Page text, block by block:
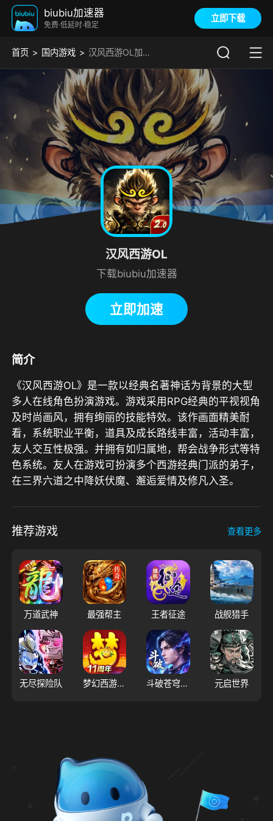
biubiu加速器
免费·低延时·稳定
立即下载
首页 国内游戏 汉风西游OL加速器
汉风西游OL
下载biubiu加速器
立即加速
简介
《汉风西游OL》是一款以经典名著神话为背景的大型
多人在线角色扮演游戏。游戏采用RPG经典的平视视角
及时尚画风，拥有绚丽的技能特效。该作画面精美耐
看，系统职业平衡，道具及成长路线丰富，活动丰富，
友人交互性极强。并拥有如归属地，帮会战争形式等特
色系统。友人在游戏可扮演多个西游经典门派的弟子，
在三界六道之中降妖伏魔、邂逅爱情及修凡入圣。
推荐游戏 查看更多
万道武神 最强帮主 王者征途 战舰猎手
无尽探险队 梦幻西游（大陆服） 斗破苍穹：三年之约 元启世界